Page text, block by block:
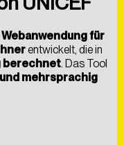
Webanwendung für
entwickelt, die in
berechnet. Das Tool
mehrsprachig